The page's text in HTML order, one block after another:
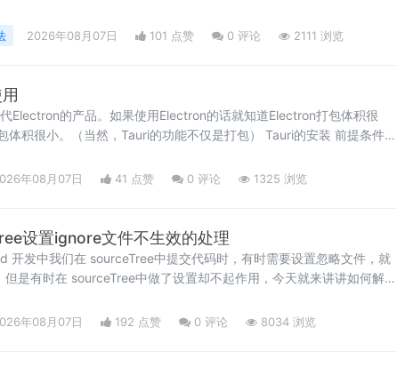
1、ReactAgent该架构模仿人类人类思考的思维方式&#xff0c;让LLM每
2026年08月07日 101 点赞 0 评论 2111 浏览
Electron的产品。如果使用Electron的话就知道Electron打包体积很
体积很小。（当然，Tauri的功能不仅是打包） Tauri的安装 前提条件
2022（2013以上的版本就可以） Visual Studi
年08月07日 41 点赞 0 评论 1325 浏览
设置ignore文件不生效的处理
开发中我们在 sourceTree中提交代码时，有时需要设置忽略文件，就
但是有时在 sourceTree中做了设置却不起作用，今天就来讲讲如何解决
基本配置 sourceTree解决ignore文件不生效的问题 .gitignore
年08月07日 192 点赞 0 评论 8034 浏览